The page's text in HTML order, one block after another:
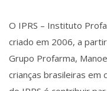
O IPRS – Instituto
criado em 2006, a
Grupo Profarma,
crianças brasileiras em